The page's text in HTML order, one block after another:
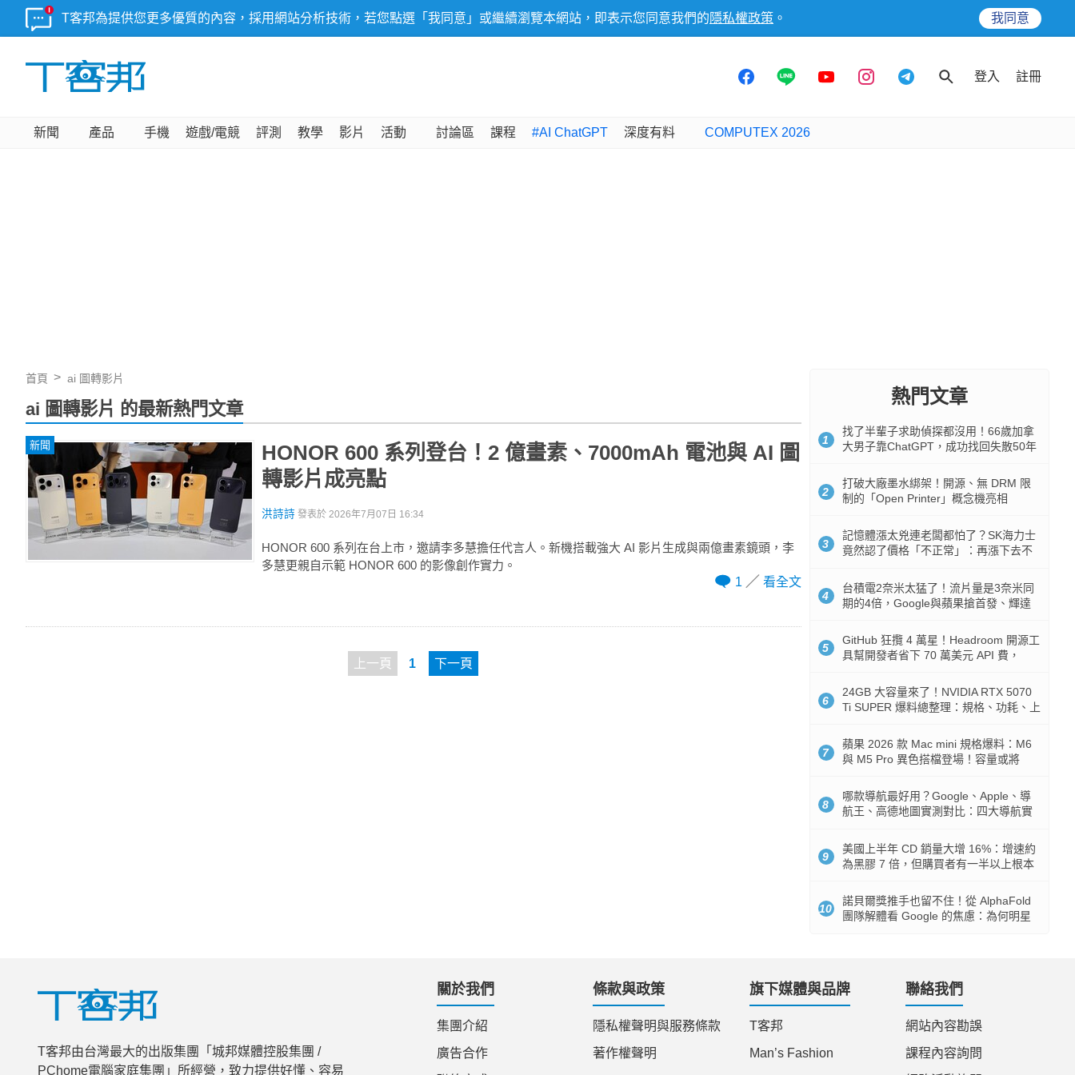
T客邦為提供您更多優質的內容，採用網站分析技術，若您點選「我同意」或繼續瀏覽本網站，即表示您同意我們的 隱私權政策 。 我同意
登入 註冊
新聞 產品 手機 遊戲/電競 評測 教學 影片 活動 討論區 課程 #AI ChatGPT 深度有料 COMPUTEX 2026
首頁 ai 圖轉影片
ai 圖轉影片 的最新熱門文章
新聞
HONOR 600 系列登台！2 億畫素、7000mAh 電池與 AI 圖
轉影片成亮點
洪詩詩 發表於 2026年7月07日 16:34
HONOR 600 系列在台上市，邀請李多慧擔任代言人。新機搭載強大 AI 影片生成與兩億畫素鏡頭，李
多慧更親自示範 HONOR 600 的影像創作實力。
1
看全文
上一頁 1 下一頁
熱門文章
1
找了半輩子求助偵探都沒用！66歲加拿
大男子靠ChatGPT，成功找回失散50年
2
打破大廠墨水綁架！開源、無 DRM 限
制的「Open Printer」概念機亮相
3
記憶體漲太兇連老闆都怕了？SK海力士
竟然認了價格「不正常」：再漲下去不
4
台積電2奈米太猛了！流片量是3奈米同
期的4倍，Google與蘋果搶首發、輝達
5
GitHub 狂攬 4 萬星！Headroom 開源工
具幫開發者省下 70 萬美元 API 費，
6
24GB 大容量來了！NVIDIA RTX 5070
Ti SUPER 爆料總整理：規格、功耗、上
7
蘋果 2026 款 Mac mini 規格爆料：M6
與 M5 Pro 異色搭檔登場！容量或將
8
哪款導航最好用？Google、Apple、導
航王、高德地圖實測對比：四大導航實
9
美國上半年 CD 銷量大增 16%：增速約
為黑膠 7 倍，但購買者有一半以上根本
10
諾貝爾獎推手也留不住！從 AlphaFold
團隊解體看 Google 的焦慮：為何明星
T客邦由台灣最大的出版集團「城邦媒體控股集團 /
PChome電腦家庭集團」所經營，致力提供好懂、容易
關於我們
集團介紹
廣告合作
條款與政策
隱私權聲明與服務條款
著作權聲明
旗下媒體與品牌
T客邦
Man’s Fashion
聯絡我們
網站內容勘誤
課程內容詢問